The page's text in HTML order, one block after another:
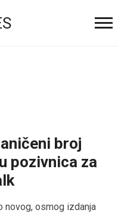
broj
pozivnica za
novog, osmog izdanja